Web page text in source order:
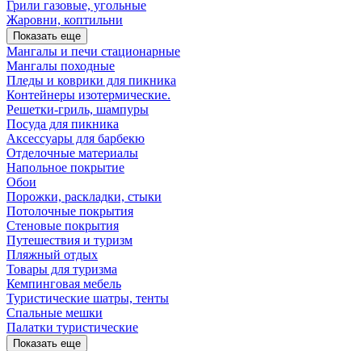
Грили газовые, угольные
Жаровни, коптильни
Показать еще
Мангалы и печи стационарные
Мангалы походные
Пледы и коврики для пикника
Контейнеры изотермические.
Решетки-гриль, шампуры
Посуда для пикника
Аксессуары для барбекю
Отделочные материалы
Напольное покрытие
Обои
Порожки, раскладки, стыки
Потолочные покрытия
Стеновые покрытия
Путешествия и туризм
Пляжный отдых
Товары для туризма
Кемпинговая мебель
Туристические шатры, тенты
Спальные мешки
Палатки туристические
Показать еще